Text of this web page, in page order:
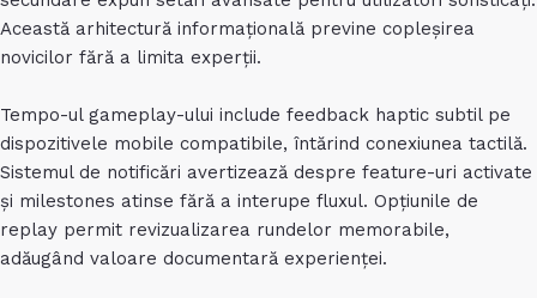
Această arhitectură informațională previne copleșirea
novicilor fără a limita experții.
Tempo-ul gameplay-ului include feedback haptic subtil pe
dispozitivele mobile compatibile, întărind conexiunea tactilă.
Sistemul de notificări avertizează despre feature-uri activate
și milestones atinse fără a interupe fluxul. Opțiunile de
replay permit revizualizarea rundelor memorabile,
adăugând valoare documentară experienței.